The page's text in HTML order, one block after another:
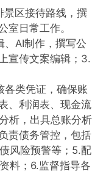
景区接待路线，撰
室日常工作。
、AI制作，撰写公
宣传文案编辑；3.
各类凭证，确保账
、利润表、现金流
析，出具总账分析
责债务管控，包括
风险预警等；5.配
料；6.监督指导各